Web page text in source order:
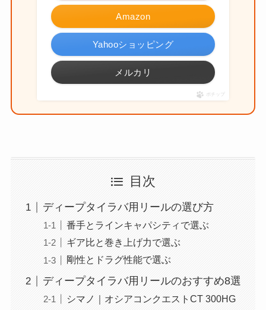
Amazon
Yahooショッピング
メルカリ
ポチップ
目次
ディープタイラバ用リールの選び方
番手とラインキャパシティで選ぶ
ギア比と巻き上げ力で選ぶ
剛性とドラグ性能で選ぶ
ディープタイラバ用リールのおすすめ8選
シマノ｜オシアコンクエストCT 300HG